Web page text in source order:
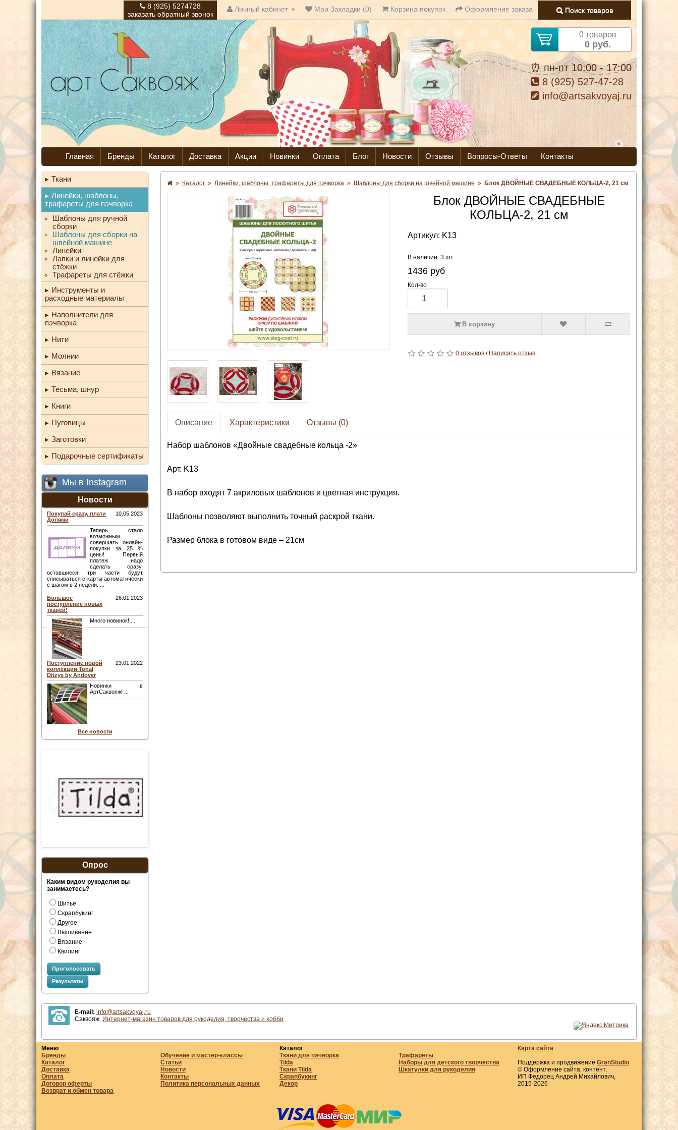
8 (925) 5274728
заказать обратный звонок
Личный кабинет Мои Закладки (0) Корзина покупок Оформление заказа Поиск товаров
0 товаров
0 руб.
⏰ пн-пт 10:00 - 17:00
8 (925) 527-47-28
info@artsakvoyaj.ru
Главная Бренды Каталог Доставка Акции Новинки Оплата Блог Новости Отзывы Вопросы-Ответы Контакты
Ткани
Линейки, шаблоны,
трафареты для пэчворка
Шаблоны для ручной
сборки
Шаблоны для сборки на
швейной машине
Линейки
Лапки и линейки для
стёжки
Трафареты для стёжки
Инструменты и
расходные материалы
Наполнители для
пэчворка
Нити
Молнии
Вязание
Тесьма, шнур
Книги
Пуговицы
Заготовки
Подарочные сертификаты
Мы в Instagram
Новости
Покупай сразу, плати
Долями
10.05.2023
Теперь стало
возможным
совершать онлайн-
покупки за 25 %
цены! Первый
платеж надо
сделать сразу,
оставшиеся три части будут
списываться с карты автоматически
с шагом в 2 недели. ...
Большое
поступление новых
тканей!
26.01.2023
Много новинок! ...
Поступление новой
коллекции Tonal
Ditzys by Andover
23.01.2022
Новинки в
АртСаквояж! ...
Все новости
Опрос
Каким видом рукоделия вы
занимаетесь?
Шитье
Скрапбукинг
Другое
Вышивание
Вязание
Квилинг
Проголосовать
Результаты
» Каталог » Линейки, шаблоны, трафареты для пэчворка » Шаблоны для сборки на швейной машине » Блок ДВОЙНЫЕ СВАДЕБНЫЕ КОЛЬЦА-2, 21 см
Блок ДВОЙНЫЕ СВАДЕБНЫЕ
КОЛЬЦА-2, 21 см
Артикул: K13
В наличии: 3 шт
1436 руб
Кол-во
В корзину
0 отзывов / Написать отзыв
Описание Характеристики Отзывы (0)
Набор шаблонов «Двойные свадебные кольца -2»
Арт. K13
В набор входят 7 акриловых шаблонов и цветная инструкция.
Шаблоны позволяют выполнить точный раскрой ткани.
Размер блока в готовом виде – 21см
E-mail: info@artsakvoyaj.ru
Саквояж. Интернет-магазин товаров для рукоделия, творчества и хобби
Меню
Бренды
Каталог
Доставка
Оплата
Договор оферты
Возврат и обмен товара
Обучение и мастер-классы
Статьи
Новости
Контакты
Политика персональных данных
Каталог
Ткани для пэчворка
Tilda
Ткани Tilda
Скрапбукинг
Декор
Трафареты
Наборы для детского творчества
Шкатулки для рукоделия
Карта сайта
Поддержка и продвижение GranStudio
© Оформление сайта, контент.
ИП Федорец Андрей Михайлович,
2015-2026